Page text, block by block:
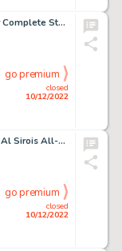
Dick Ayers Red Mask #49 Near Complete Story "Wagon Load of Doom!" Ghost Rider Original Art Group of 5 (Magazine En... (Total: 5 Original Art)
closed
10/12/2022
go premium
Keith Giffen, Wally Wood, and Al Sirois All-Star Comics #61 Story Page 4 Original Art (DC, 1976)....
closed
10/12/2022
go premium